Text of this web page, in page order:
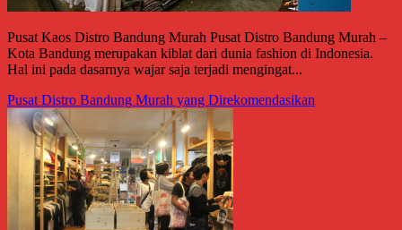
Pusat Kaos Distro Bandung Murah Pusat Distro Bandung Murah –
Kota Bandung merupakan kiblat dari dunia fashion di Indonesia.
Hal ini pada dasarnya wajar saja terjadi mengingat...
Pusat Distro Bandung Murah yang Direkomendasikan